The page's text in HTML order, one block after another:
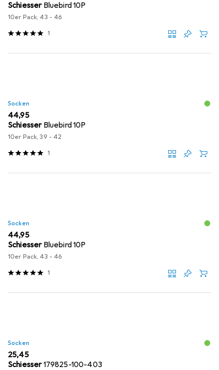
Schiesser Bluebird 10P
10er Pack, 43 - 46
1
Socken
EUR
44,95
Schiesser Bluebird 10P
10er Pack, 39 - 42
1
Socken
EUR
44,95
Schiesser Bluebird 10P
10er Pack, 43 - 46
1
Socken
EUR
25,45
Schiesser179825-100-403